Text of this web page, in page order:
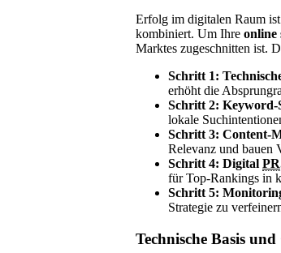
Erfolg im digitalen Raum
kombiniert. Um Ihre online
Marktes zugeschnitten ist.
Schritt 1:
erhöht die
Schritt 2: Keyword-
lokale
Schritt 3: Content-
Relevanz und bauen
Schritt 4: Digital PR
für Top-Rankings in
Schritt 5:
Strategie zu
Technische Basis